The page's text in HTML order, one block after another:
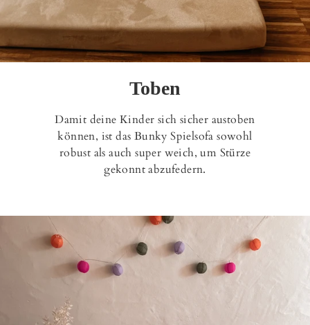
Toben
Damit deine Kinder sich sicher austoben
können, ist das Bunky Spielsofa sowohl
robust als auch super weich, um Stürze
gekonnt abzufedern.